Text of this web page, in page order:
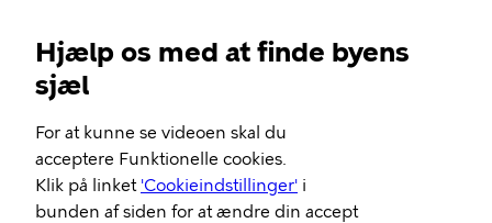
Hjælp os med at finde byens
sjæl
Video
Url
For at kunne se videoen skal du
acceptere Funktionelle cookies.
Klik på linket 'Cookieindstillinger' i
bunden af siden for at ændre din accept